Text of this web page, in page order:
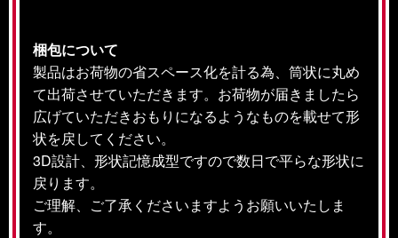
梱包について
製品はお荷物の省スペース化を計る為、筒状に丸め
て出荷させていただきます。お荷物が届きましたら
広げていただきおもりになるようなものを載せて形
状を戻してください。
3D設計、形状記憶成型ですので数日で平らな形状に
戻ります。
ご理解、ご了承くださいますようお願いいたしま
す。